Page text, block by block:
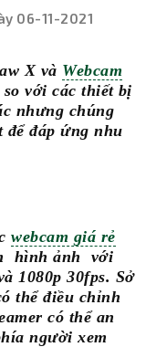
06-11-2021
X và Webcam
với các thiết bị
nhưng chúng
để đáp ứng nhu
webcam giá rẻ
hình ảnh với
1080p 30fps. Sở
thể điều chỉnh
có thể an
người xem